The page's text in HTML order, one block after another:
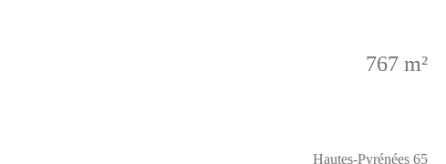
767 m²
Hautes-Pyrénées 65